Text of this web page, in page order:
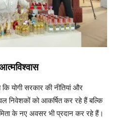
योगी सरकार की नीतियां और
को आकर्षित कर रहे हैं बल्कि
के नए अवसर भी प्रदान कर रहे हैं।